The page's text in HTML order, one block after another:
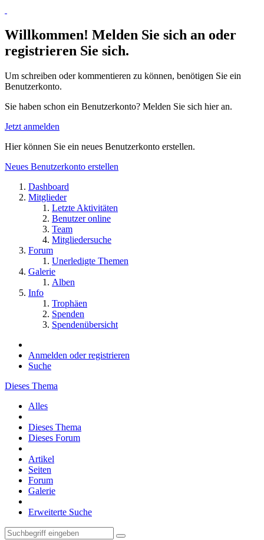
Willkommen! Melden Sie sich an oder
registrieren Sie sich.
Um schreiben oder kommentieren zu können, benötigen Sie ein
Benutzerkonto.
Sie haben schon ein Benutzerkonto? Melden Sie sich hier an.
Jetzt anmelden
Hier können Sie ein neues Benutzerkonto erstellen.
Neues Benutzerkonto erstellen
Dashboard
Mitglieder
Letzte Aktivitäten
Benutzer online
Team
Mitgliedersuche
Forum
Unerledigte Themen
Galerie
Alben
Info
Trophäen
Spenden
Spendenübersicht
Anmelden oder registrieren
Suche
Dieses Thema
Alles
Dieses Thema
Dieses Forum
Artikel
Seiten
Forum
Galerie
Erweiterte Suche